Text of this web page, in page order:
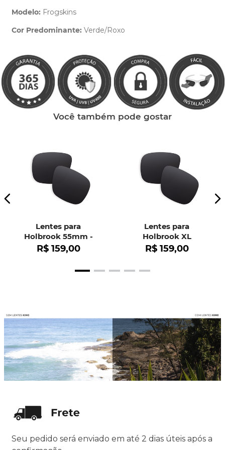
Modelo: Frogskins
Cor Predominante: Verde/Roxo
Você também pode gostar
Lentes para
Holbrook 55mm -
OO9102
R$ 159,00
Lentes para
Holbrook XL
R$ 159,00
Seu pedido será enviado em até 2 dias úteis após a